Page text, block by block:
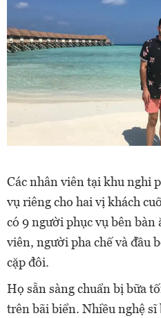
Các nhân viên tại khu nghỉ
vụ riêng cho hai vị khách
có 9 người phục vụ bên bàn
viên, người pha chế và đầu
cặp đôi.
Họ sẵn sàng chuẩn bị bữa
trên bãi biển. Nhiều nghệ sĩ